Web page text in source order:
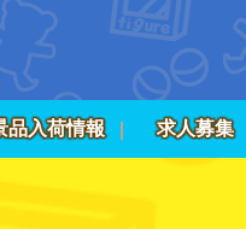
品入荷情報 求人募集